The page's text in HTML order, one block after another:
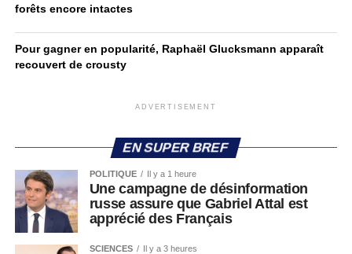
forêts encore intactes
Pour gagner en popularité, Raphaël Glucksmann apparaît
recouvert de crousty
ADVERTISEMENT
EN SUPER BREF
POLITIQUE Il y a 1 heure
Une campagne de désinformation
russe assure que Gabriel Attal est
apprécié des Français
SCIENCES Il y a 3 heures